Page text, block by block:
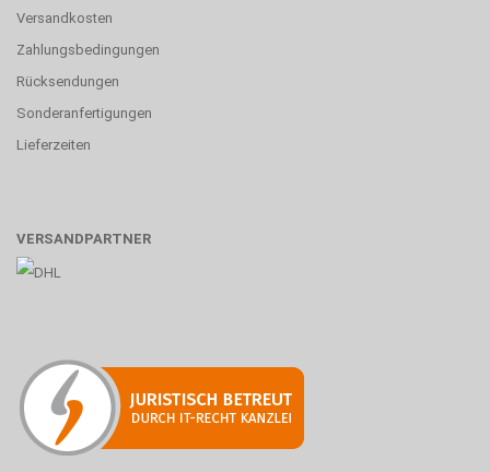
Versandkosten
Zahlungsbedingungen
Rücksendungen
Sonderanfertigungen
Lieferzeiten
VERSANDPARTNER